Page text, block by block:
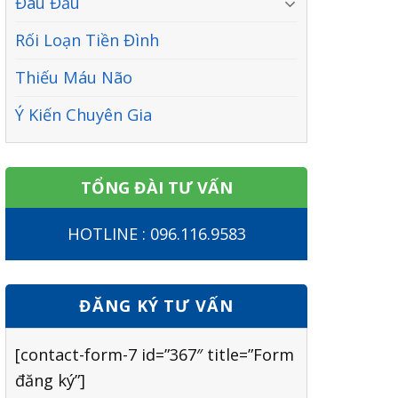
Rối Loạn Tiền Đình
Thiếu Máu Não
Ý Kiến Chuyên Gia
TỔNG ĐÀI TƯ VẤN
HOTLINE : 096.116.9583
ĐĂNG KÝ TƯ VẤN
[contact-form-7 id=”367″ title=”Form
đăng ký”]